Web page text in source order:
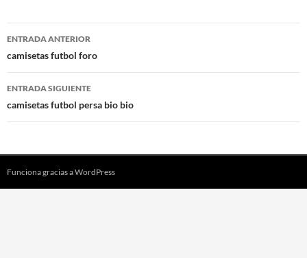
Navegación
de
entradas
ENTRADA ANTERIOR
camisetas futbol foro
ENTRADA SIGUIENTE
camisetas futbol persa bio bio
Funciona gracias a WordPress